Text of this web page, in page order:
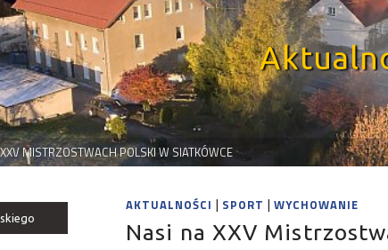
MISTRZOSTWACH POLSKI W SIATKÓWCE
AKTUALNOŚCI | SPORT | WYCHOWANIE
Nasi na XXV